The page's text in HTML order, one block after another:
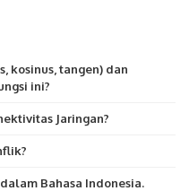
kosinus, tangen) dan
ini?
Jaringan?
Bahasa Indonesia.